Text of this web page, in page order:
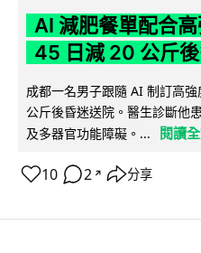
AI 減肥餐單配合
45 日減 20 公斤
成都一名男子跟隨 AI 制訂高
公斤後昏迷送院。醫生診斷他
及多器官功能障礙。...
閱讀
10 2 ↗ 分享